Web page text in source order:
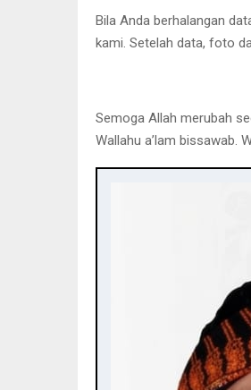
Bila Anda berhalangan
kami. Setelah data, foto
Semoga Allah merubah
Wallahu a’lam bissawab.